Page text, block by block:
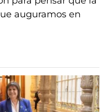
auguramos en